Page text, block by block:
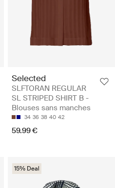
Selected
SLFTORAN REGULAR
SL STRIPED SHIRT B -
Blouses sans manches
34 36 38 40 42
59.99 €
15% Deal